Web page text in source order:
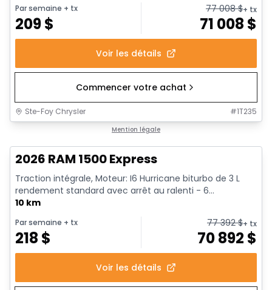
Par semaine + tx
209$
77 008$+ tx
71 008 $
Voir les détails
Commencer votre achat
Ste-Foy Chrysler #1T235
Mention légale
2026 RAM 1500 Express
Traction intégrale, Moteur: I6 Hurricane biturbo de 3 L
rendement standard avec arrêt au ralenti - 6...
10 km
Par semaine + tx
218 $
77 392$+ tx
70 892 $
Voir les détails